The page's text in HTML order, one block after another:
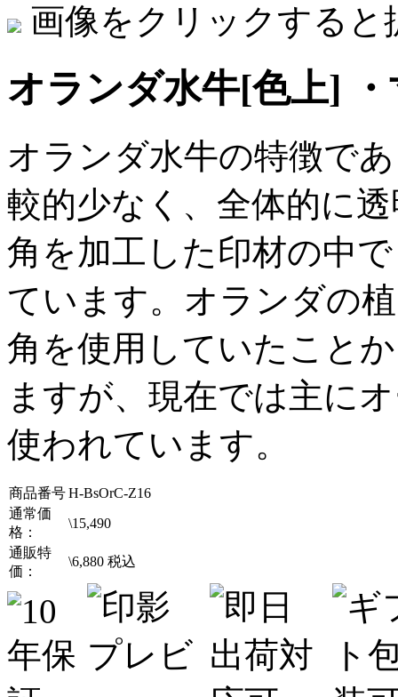
画像をクリックすると
オランダ水牛[色上] ・
オランダ水牛の特徴で
較的少なく、全体的に
角を加工した印材の中
ています。オランダの
角を使用していたこと
ますが、現在では主に
使われています。
商品番号H-BsOrC-Z16
通常価
格：
\15,490
通販特
価：
\6,880 税込